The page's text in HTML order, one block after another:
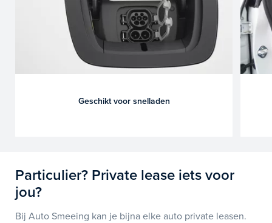
Geschikt voor snelladen
Particulier? Private lease iets voor
jou?
Bij Auto Smeeing kan je bijna elke auto private leasen.